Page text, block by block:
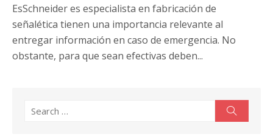
EsSchneider es especialista en fabricación de
señalética tienen una importancia relevante al
entregar información en caso de emergencia. No
obstante, para que sean efectivas deben...
for: